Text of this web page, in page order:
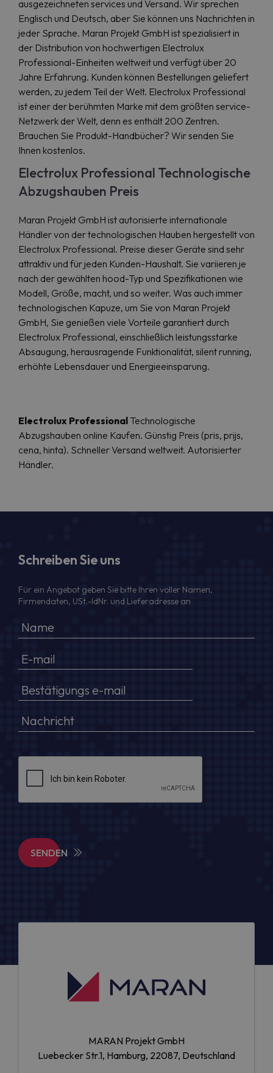
ausgezeichneten services und Versand. Wir sprechen
Englisch und Deutsch, aber Sie können uns Nachrichten in
jeder Sprache. Maran Projekt GmbH ist spezialisiert in
der Distribution von hochwertigen Electrolux
Professional-Einheiten weltweit und verfügt über 20
Jahre Erfahrung. Kunden können Bestellungen geliefert
werden, zu jedem Teil der Welt. Electrolux Professional
ist einer der berühmten Marke mit dem größten service-
Netzwerk der Welt, denn es enthält 200 Zentren.
Brauchen Sie Produkt-Handbücher? Wir senden Sie
Ihnen kostenlos.
Electrolux Professional Technologische
Abzugshauben Preis
Maran Projekt GmbH ist autorisierte internationale
Händler von der technologischen Hauben hergestellt von
Electrolux Professional. Preise dieser Geräte sind sehr
attraktiv und für jeden Kunden-Haushalt. Sie variieren je
nach der gewählten hood-Typ und Spezifikationen wie
Modell, Größe, macht, und so weiter. Was auch immer
technologischen Kapuze, um Sie von Maran Projekt
GmbH, Sie genießen viele Vorteile garantiert durch
Electrolux Professional, einschließlich leistungsstarke
Absaugung, herausragende Funktionalität, silent running,
erhöhte Lebensdauer und Energieeinsparung.
Electrolux Professional Technologische
Abzugshauben online Kaufen. Günstig Preis (pris, prijs,
cena, hinta). Schneller Versand weltweit. Autorisierter
Händler.
Schreiben Sie uns
Für ein Angebot geben Sie bitte Ihren voller Namen,
Firmendaten, USt.-IdNr. und Lieferadresse an
SENDEN
MARAN Projekt GmbH
Luebecker Str.1, Hamburg, 22087, Deutschland